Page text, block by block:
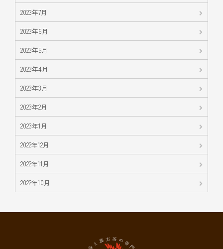
2023年7月
2023年6月
2023年5月
2023年4月
2023年3月
2023年2月
2023年1月
2022年12月
2022年11月
2022年10月